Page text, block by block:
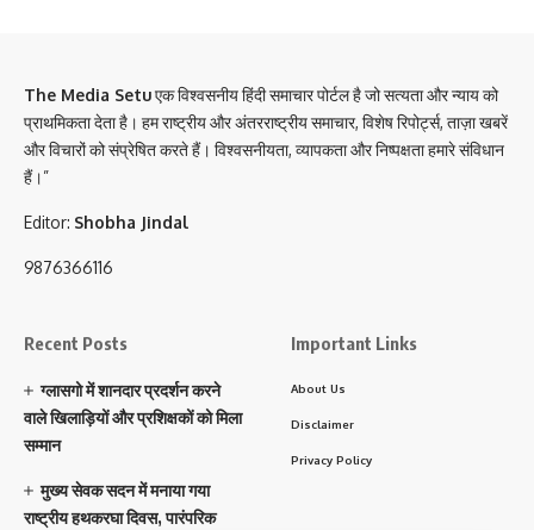
The Media Setuएक विश्वसनीय हिंदी समाचार पोर्टल है जो सत्यता और न्याय को
प्राथमिकता देता है। हम राष्ट्रीय और अंतरराष्ट्रीय समाचार, विशेष रिपोर्ट्स, ताज़ा खबरें
और विचारों को संप्रेषित करते हैं। विश्वसनीयता, व्यापकता और निष्पक्षता हमारे संविधान
हैं।”
Editor: Shobha Jindal
9876366116
Recent Posts
ग्लासगो में शानदार प्रदर्शन करने
वाले खिलाड़ियों और प्रशिक्षकों को मिला
सम्मान
मुख्य सेवक सदन में मनाया गया
राष्ट्रीय हथकरघा दिवस, पारंपरिक
Important Links
About Us
Disclaimer
Privacy Policy